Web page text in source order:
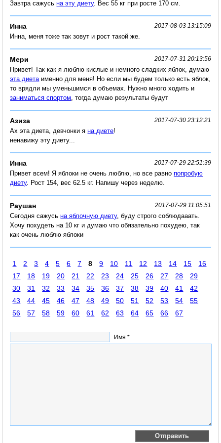
Завтра сажусьна эту диету. Вес 55 кг при росте 170 см.
Инна 2017-08-03 13:15:09
Инна, меня тоже так зовут и рост такой же.
Мери 2017-07-31 20:13:56
Привет! Так как я люблю кислые и немного сладких яблок, думаю
эта диета именно для меня! Но если мы будем только есть яблок,
то врядли мы уменьшимся в объемах. Нужно много ходить и
заниматься спортом , тогда думаю результаты будут
Азиза 2017-07-30 23:12:21
Ах эта диета, девчонки яна диете!
ненавижу эту диету...
Инна 2017-07-29 22:51:39
Привет всем! Я яблоки не очень люблю, но все равнопопробую
диету. Рост 154, вес 62.5 кг. Напишу через неделю.
Раушан 2017-07-29 11:05:51
Сегодня сажусьна яблочную диету, буду строго соблюдааать.
Хочу похудеть на 10 кг и думаю что обязательно похудею, так
как очень люблю яблоки
1 2 3 4 5 6 7 8 9 10 11 12 13 14 15
16
17
18 19 20 21 22 23 24 25 26 27 28
29
30
31 32 33 34 35 36 37 38 39 40 41
42
43
44 45 46 47 48 49 50 51 52 53 54
55
56
57 58 59 60 61 62 63 64 65 66 67
Имя *